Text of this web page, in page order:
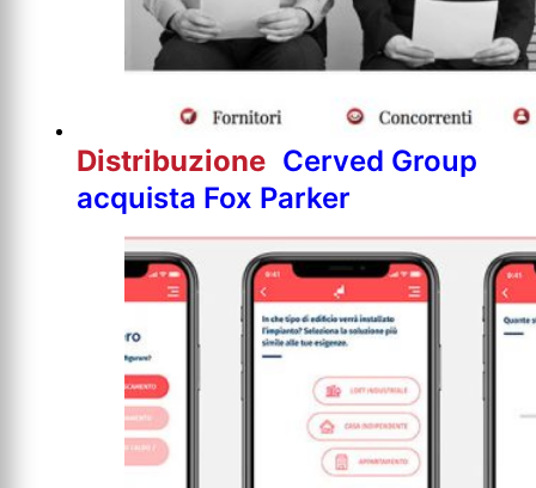
Distribuzione Cerved Group
acquista Fox Parker